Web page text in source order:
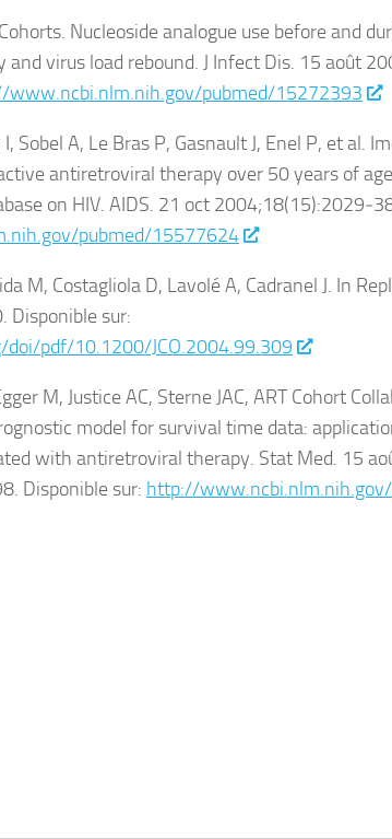
Nucleoside analogue use before and
virus load rebound. J Infect Dis. 15 août
www.ncbi.nlm.nih.gov/pubmed/15272393
Sobel A, Le Bras P, Gasnault J, Enel P, et al.
antiretroviral therapy over 50 years of
on HIV. AIDS. 21 oct
pubmed/15577624
M, Costagliola D, Lavolé A, Cadranel J. In
Disponible sur:
doi/pdf/10.1200/JCO.2004.99.309
M, Justice AC, Sterne JAC, ART Cohort
model for survival time data:
with antiretroviral therapy. Stat Med. 15
Disponible sur: http://